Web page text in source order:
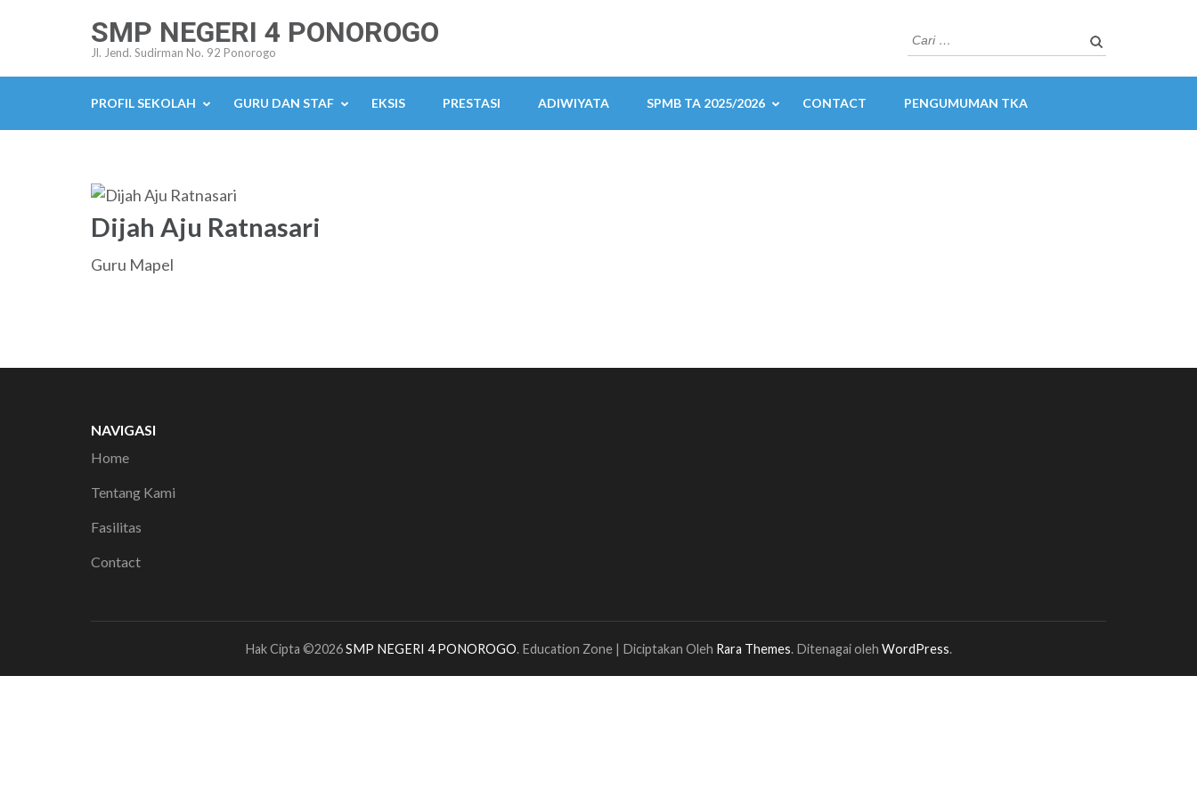
(Tekan
SMP NEGERI 4 PONOROGO
Jl. Jend. Sudirman No. 92 Ponorogo
Cari
untuk:
PROFIL SEKOLAH GURU DAN STAF EKSIS PRESTASI ADIWIYATA SPMB TA 2025/2026 CONTACT PENGUMUMAN TKA
Dijah Aju Ratnasari
Guru Mapel
NAVIGASI
Home
Tentang Kami
Fasilitas
Contact
Hak Cipta ©2026SMP NEGERI 4 PONOROGO. Education Zone | Diciptakan Oleh Rara Themes. Ditenagai oleh WordPress.